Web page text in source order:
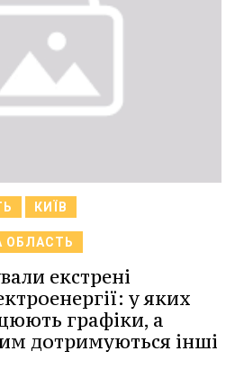
КИЇВ
ОБЛАСТЬ
екстрені
у яких
графіки, а
дотримуються інші